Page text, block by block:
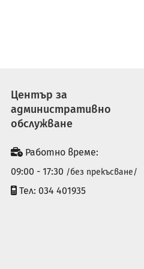
Център за
административно
обслужване
Работно време:
09:00 - 17:30 /без прекъсване/
Тел: 034 401935